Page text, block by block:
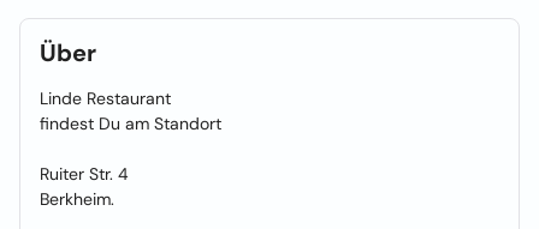
Über
Linde Restaurant
findest Du am Standort
Ruiter Str. 4
Berkheim.